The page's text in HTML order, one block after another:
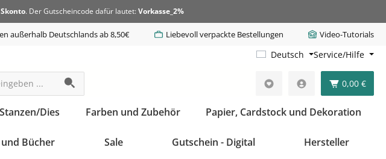
. Der Gutscheincode dafür lautet: Vorkasse_2%
außerhalb Deutschlands ab 8,50€ Liebevoll verpackte Bestellungen Video-Tutorials
Deutsch Service/Hilfe
0,00 €
Stanzen/Dies Farben und Zubehör Papier, Cardstock und Dekoration
Bücher Sale Gutschein - Digital Hersteller